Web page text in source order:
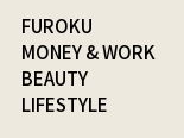
FUROKU
MONEY & WORK
BEAUTY
LIFESTYLE